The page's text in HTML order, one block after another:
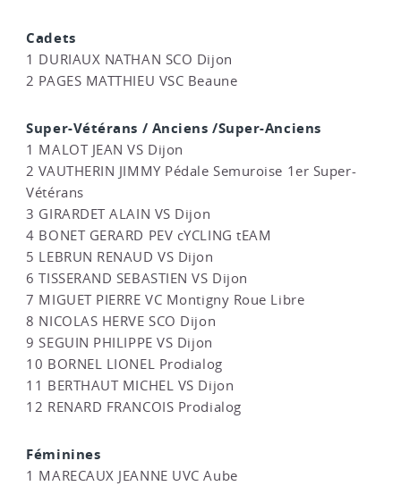
Cadets
1 DURIAUX NATHAN SCO Dijon
2 PAGES MATTHIEU VSC Beaune
Super-Vétérans / Anciens /Super-Anciens
1 MALOT JEAN VS Dijon
2 VAUTHERIN JIMMY Pédale Semuroise 1er Super-
Vétérans
3 GIRARDET ALAIN VS Dijon
4 BONET GERARD PEV cYCLING tEAM
5 LEBRUN RENAUD VS Dijon
6 TISSERAND SEBASTIEN VS Dijon
7 MIGUET PIERRE VC Montigny Roue Libre
8 NICOLAS HERVE SCO Dijon
9 SEGUIN PHILIPPE VS Dijon
10 BORNEL LIONEL Prodialog
11 BERTHAUT MICHEL VS Dijon
12 RENARD FRANCOIS Prodialog
Féminines
1 MARECAUX JEANNE UVC Aube